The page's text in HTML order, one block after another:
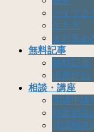
ライフス
生き方
まだ見ぬ
無料記事
無料記事
推薦作品
相談・講座
開講中講
対面相談
電話相談